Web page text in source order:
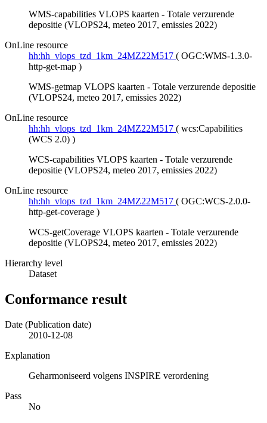
WMS-capabilities VLOPS kaarten - Totale verzurende
depositie (VLOPS24, meteo 2017, emissies 2022)
OnLine resource
hh:hh_vlops_tzd_1km_24MZ22M517 ( OGC:WMS-1.3.0-
http-get-map )
WMS-getmap VLOPS kaarten - Totale verzurende depositie
(VLOPS24, meteo 2017, emissies 2022)
OnLine resource
hh:hh_vlops_tzd_1km_24MZ22M517 ( wcs:Capabilities
(WCS 2.0) )
WCS-capabilities VLOPS kaarten - Totale verzurende
depositie (VLOPS24, meteo 2017, emissies 2022)
OnLine resource
hh:hh_vlops_tzd_1km_24MZ22M517 ( OGC:WCS-2.0.0-
http-get-coverage )
WCS-getCoverage VLOPS kaarten - Totale verzurende
depositie (VLOPS24, meteo 2017, emissies 2022)
Hierarchy level
Dataset
Conformance result
Date (Publication date)
2010-12-08
Explanation
Geharmoniseerd volgens INSPIRE verordening
Pass
No